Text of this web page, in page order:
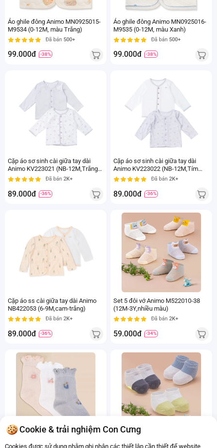
Áo ghile đông Animo MN0925015-
M9534 (0-12M, màu Trắng)
Đã bán 500+
99.000đ -38%
Áo ghile đông Animo MN0925016-
M9535 (0-12M, màu Xanh)
Đã bán 500+
99.000đ -38%
Cặp áo sơ sinh cài giữa tay dài
Animo KV223021 (NB-12M,Trắng
họa tiết_Tím)
Đã bán 2K+
89.000đ -36%
Cặp áo sơ sinh cài giữa tay dài
Animo KV223022 (NB-12M,Tím
họa tiết_Trắng)Đã bán 2K+
89.000đ -36%
Cặp áo ss cài giữa tay dài Animo
NB422053 (6-9M,cam-trắng)
Đã bán 2K+
89.000đ -36%
Set 5 đôi vớ Animo M522010-38
(12M-3Y,nhiều màu)
Đã bán 2K+
59.000đ -34%
Cookie & trải nghiệm Con Cưng
Cookies được sử dụng nhằm ghi nhận các thiết lập cần thiết để website